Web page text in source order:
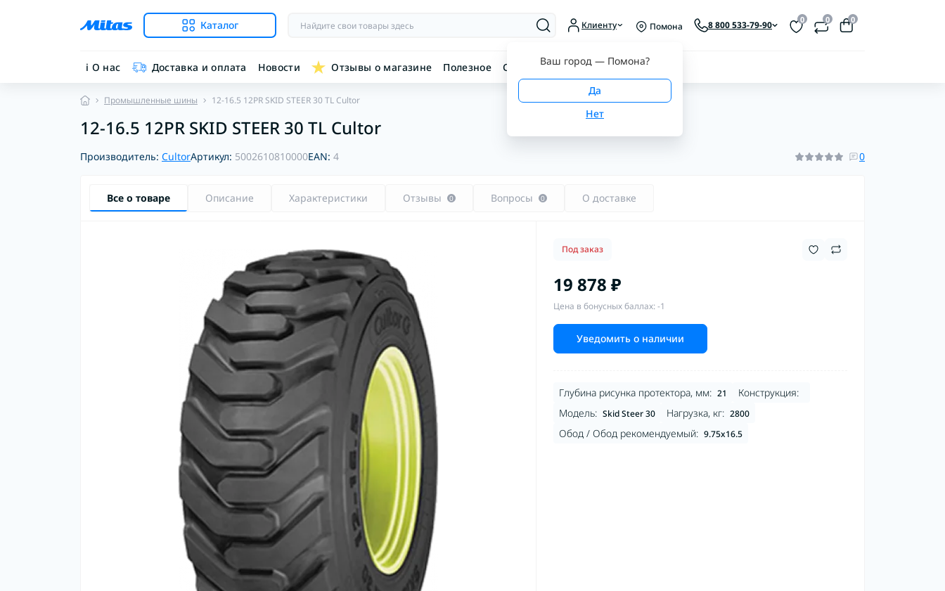
Каталог Клиенту Помона
Ваш город — Помона?
8 800 533-79-90 0 0 0
ℹ︎ О нас Доставка и оплата Новости Отзывы о магазине Полезное Связаться с нами
Промышленные шины 12-16.5 12PR SKID STEER 30 TL Cultor
12-16.5 12PR SKID STEER 30 TL Cultor
Производитель: CultorАртикул: 5002610810000EAN: 4 0
Все о товаре Описание Характеристики Отзывы 0 Вопросы 0 О доставке
Под заказ
19 878 ₽
Цена в бонусных баллах: -1
Уведомить о наличии
Глубина рисунка протектора, мм: 21
Конструкция:
Модель: Skid Steer 30 Нагрузка, кг: 2800
Обод / Обод рекомендуемый: 9.75x16.5